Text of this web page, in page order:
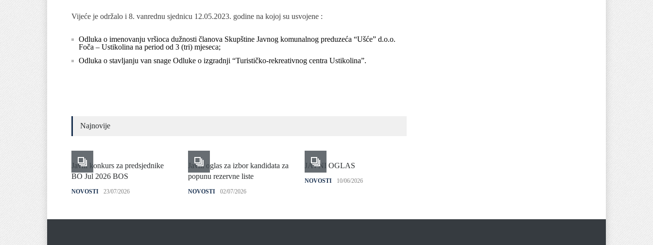
Vijeće je održalo i 8. vanrednu sjednicu 12.05.2023. godine na kojoj su usvojene :
Odluka o imenovanju vršioca dužnosti članova Skupštine Javnog komunalnog preduzeća “Ušće” d.o.o.
Foča – Ustikolina na period od 3 (tri) mjeseca;
Odluka o stavljanju van snage Odluke o izgradnji “Turističko-rekreativnog centra Ustikolina”.
Najnovije
Javni konkurs za predsjednike
BO Jul 2026 BOS
NOVOSTI 23/07/2026
Javni oglas za izbor kandidata za
popunu rezervne liste
NOVOSTI 02/07/2026
JAVNI OGLAS
NOVOSTI 10/06/2026
zamjenika